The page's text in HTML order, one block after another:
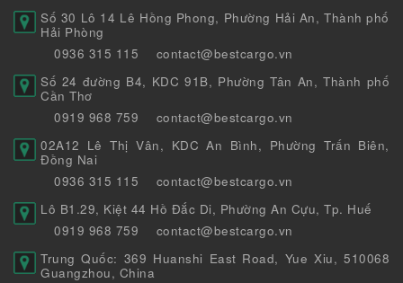
Số 30 Lô 14 Lê Hồng Phong, Phường Hải An, Thành phố
Hải Phòng
0936 315 115
contact@bestcargo.vn
Số 24 đường B4, KDC 91B, Phường Tân An, Thành phố
Cần Thơ
0919 968 759
contact@bestcargo.vn
02A12 Lê Thị Vân, KDC An Bình, Phường Trấn Biên,
Đồng Nai
0936 315 115
contact@bestcargo.vn
Lô B1.29, Kiệt 44 Hồ Đắc Di, Phường An Cựu, Tp. Huế
0919 968 759
contact@bestcargo.vn
Trung Quốc: 369 Huanshi East Road, Yue Xiu, 510068
Guangzhou, China